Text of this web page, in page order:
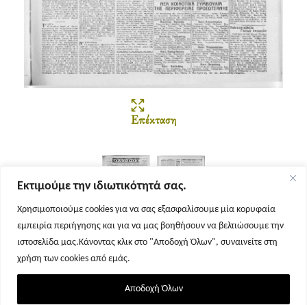
Εκτιμούμε την ιδιωτικότητά σας.
Χρησιμοποιούμε cookies για να σας εξασφαλίσουμε μία κορυφαία
εμπειρία περιήγησης και για να μας βοηθήσουν να βελτιώσουμε την
ιστοσελίδα μας.Κάνοντας κλικ στο "Αποδοχή Όλων", συναινείτε στη
χρήση των cookies από εμάς.
Αποδοχή Όλων
Επέκταση
Σελίδα 1 Σελίδα 2